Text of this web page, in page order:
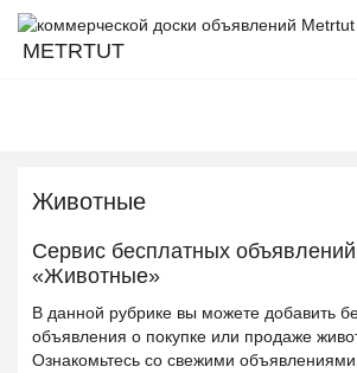
METRTUT
Животные
Сервис бесплатных
«Животные»
В данной рубрике вы можете добавить
объявления о покупке или продаже
Ознакомьтесь со свежими объявлениями